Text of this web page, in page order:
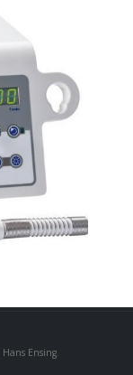
Hans Ensing.